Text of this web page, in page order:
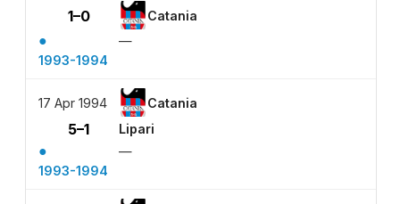
1–0 Catania
●
—
1993-1994
17 Apr 1994 Catania
5–1 Lipari
●
—
1993-1994